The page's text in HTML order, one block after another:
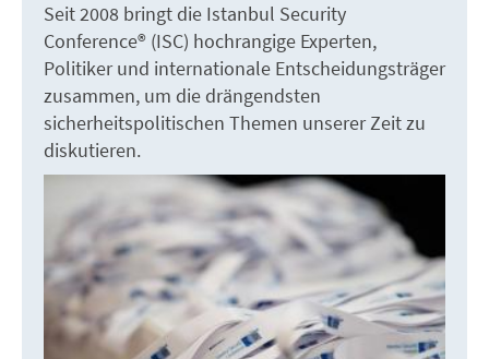
Seit 2008 bringt die Istanbul Security
Conference® (ISC) hochrangige Experten,
Politiker und internationale Entscheidungsträger
zusammen, um die drängendsten
sicherheitspolitischen Themen unserer Zeit zu
diskutieren.